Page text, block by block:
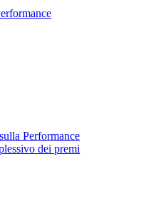
Performance
dei premi